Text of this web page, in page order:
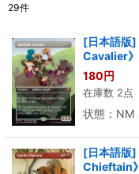
並び順:
29件
[日本語版
Cavalier
180円
在庫数 2点
状態：NM
[日本語版
Chieftain